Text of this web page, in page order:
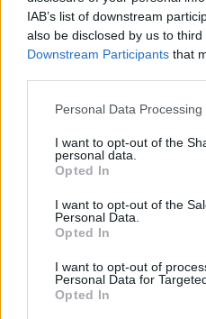
IAB’s list of downstream
also be disclosed by us to
Downstream Participants that
Personal Data
I want to opt-out of the
personal data.
Opted In
I want to opt-out of the
Personal Data.
Opted In
I want to opt-out of
Personal Data for
Opted In
07/08/26|
Ειδικό
τον